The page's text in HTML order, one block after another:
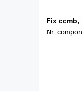
Fix comb,
Nr.